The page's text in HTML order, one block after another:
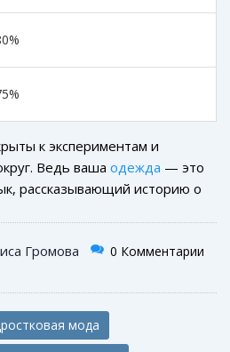
к экспериментам и
Ведь ваша одежда — это
рассказывающий историю о
Громова 0 Комментарии
мода